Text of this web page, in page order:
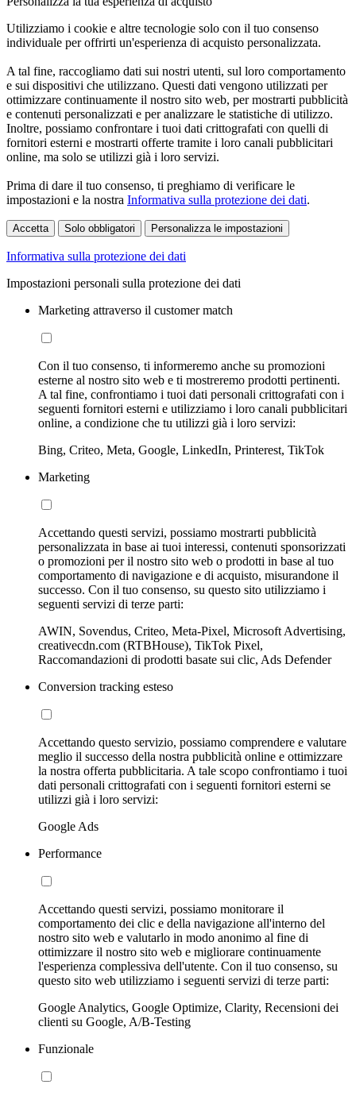
Utilizziamo i cookie e altre tecnologie solo con il tuo consenso
individuale per offrirti un'esperienza di acquisto personalizzata.
A tal fine, raccogliamo dati sui nostri utenti, sul loro comportamento
e sui dispositivi che utilizzano. Questi dati vengono utilizzati per
ottimizzare continuamente il nostro sito web, per mostrarti pubblicità
e contenuti personalizzati e per analizzare le statistiche di utilizzo.
Inoltre, possiamo confrontare i tuoi dati crittografati con quelli di
fornitori esterni e mostrarti offerte tramite i loro canali pubblicitari
online, ma solo se utilizzi già i loro servizi.
Prima di dare il tuo consenso, ti preghiamo di verificare le
impostazioni e la nostra Informativa sulla protezione dei dati.
Accetta Solo obbligatori Personalizza le impostazioni
Informativa sulla protezione dei dati
Impostazioni personali sulla protezione dei dati
Marketing attraverso il customer match
Con il tuo consenso, ti informeremo anche su promozioni
esterne al nostro sito web e ti mostreremo prodotti pertinenti.
A tal fine, confrontiamo i tuoi dati personali crittografati con i
seguenti fornitori esterni e utilizziamo i loro canali pubblicitari
online, a condizione che tu utilizzi già i loro servizi:
Bing, Criteo, Meta, Google, LinkedIn, Printerest, TikTok
Marketing
Accettando questi servizi, possiamo mostrarti pubblicità
personalizzata in base ai tuoi interessi, contenuti sponsorizzati
o promozioni per il nostro sito web o prodotti in base al tuo
comportamento di navigazione e di acquisto, misurandone il
successo. Con il tuo consenso, su questo sito utilizziamo i
seguenti servizi di terze parti:
AWIN, Sovendus, Criteo, Meta-Pixel, Microsoft Advertising,
creativecdn.com (RTBHouse), TikTok Pixel,
Raccomandazioni di prodotti basate sui clic, Ads Defender
Conversion tracking esteso
Accettando questo servizio, possiamo comprendere e valutare
meglio il successo della nostra pubblicità online e ottimizzare
la nostra offerta pubblicitaria. A tale scopo confrontiamo i tuoi
dati personali crittografati con i seguenti fornitori esterni se
utilizzi già i loro servizi:
Google Ads
Performance
Accettando questi servizi, possiamo monitorare il
comportamento dei clic e della navigazione all'interno del
nostro sito web e valutarlo in modo anonimo al fine di
ottimizzare il nostro sito web e migliorare continuamente
l'esperienza complessiva dell'utente. Con il tuo consenso, su
questo sito web utilizziamo i seguenti servizi di terze parti:
Google Analytics, Google Optimize, Clarity, Recensioni dei
clienti su Google, A/B-Testing
Funzionale